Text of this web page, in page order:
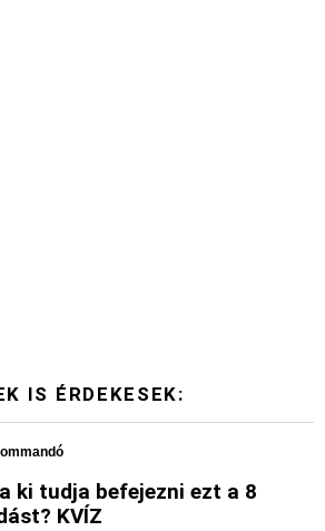
IS ÉRDEKESEK:
ki tudja befejezni ezt a 8
KVÍZ